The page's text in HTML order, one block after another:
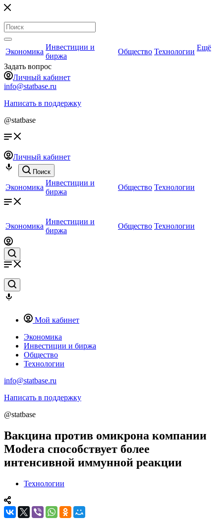
Экономика
Инвестиции и
биржа
Общество Технологии Ещё
Задать вопрос
Личный кабинет
info@statbase.ru
Написать в поддержку
@statbase
Личный кабинет
Поиск
Экономика
Инвестиции и
биржа
Общество Технологии
Экономика
Инвестиции и
биржа
Общество Технологии
Мой кабинет
Экономика
Инвестиции и биржа
Общество
Технологии
info@statbase.ru
Написать в поддержку
@statbase
Вакцина против омикрона компании
Modera способствует более
интенсивной иммунной реакции
Технологии